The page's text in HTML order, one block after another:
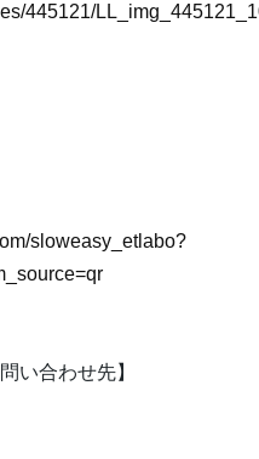
445121/
sloweasy_etlabo?
い合わせ先】